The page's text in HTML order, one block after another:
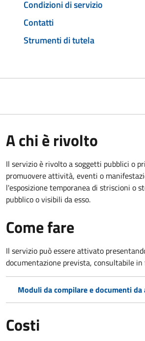
Condizioni di servizio
Contatti
Strumenti di tutela
A chi è rivolto
Il servizio è rivolto a soggetti pubblici o
promuovere attività, eventi o
l'esposizione temporanea di striscioni o
pubblico o visibili da esso.
Come fare
Il servizio può essere attivato
documentazione prevista, consultabile in
Moduli da compilare e documenti da
Costi